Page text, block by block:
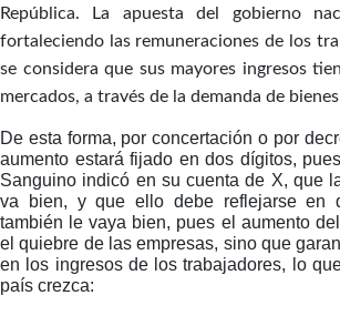
República. La apuesta del gobierno
fortaleciendo las remuneraciones de los
se considera que sus mayores ingresos
mercados, a través de la demanda de
De esta forma, por concertación o por
aumento estará fijado en dos dígitos,
Sanguino indicó en su cuenta de X, que
va bien, y que ello debe reflejarse en
también le vaya bien, pues el aumento
el quiebre de las empresas, sino que
en los ingresos de los trabajadores, lo
país crezca: